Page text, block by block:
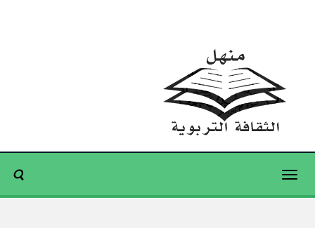
Toggle